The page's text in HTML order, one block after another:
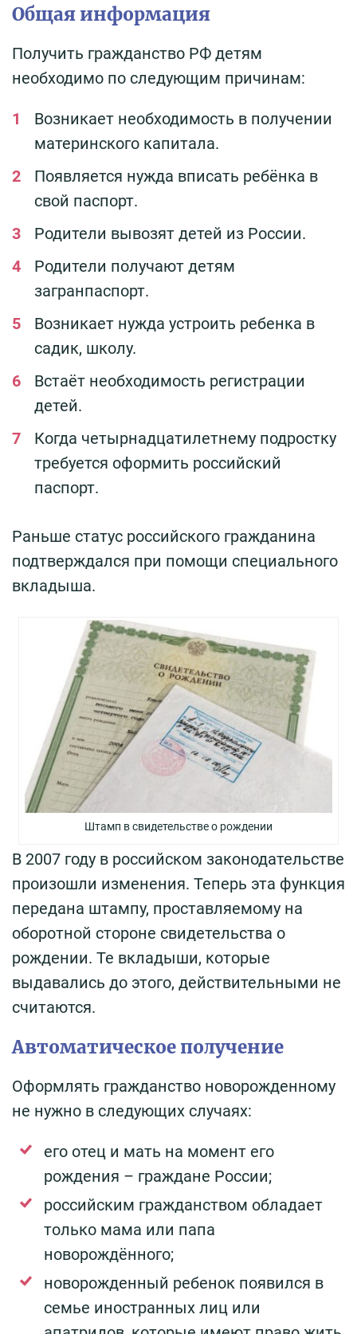
Общая информация
Получить гражданство РФ детям
необходимо по следующим причинам:
Возникает необходимость в получении
материнского капитала.
Появляется нужда вписать ребёнка в
свой паспорт.
Родители вывозят детей из России.
Родители получают детям
загранпаспорт.
Возникает нужда устроить ребенка в
садик, школу.
Встаёт необходимость регистрации
детей.
Когда четырнадцатилетнему подростку
требуется оформить российский
паспорт.
Раньше статус российского гражданина
подтверждался при помощи специального
вкладыша.
Штамп в свидетельстве о рождении
В 2007 году в российском законодательстве
произошли изменения. Теперь эта функция
передана штампу, проставляемому на
оборотной стороне свидетельства о
рождении. Те вкладыши, которые
выдавались до этого, действительными не
считаются.
Автоматическое получение
Оформлять гражданство новорожденному
не нужно в следующих случаях:
его отец и мать на момент его
рождения – граждане России;
российским гражданством обладает
только мама или папа
новорождённого;
новорожденный ребенок появился в
семье иностранных лиц или